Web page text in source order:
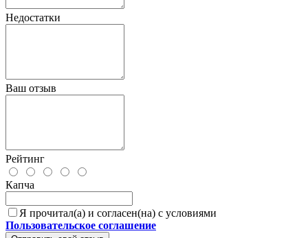
Недостатки
Ваш отзыв
Рейтинг
Капча
Я прочитал(а) и согласен(на) с условиями
Пользовательское соглашение